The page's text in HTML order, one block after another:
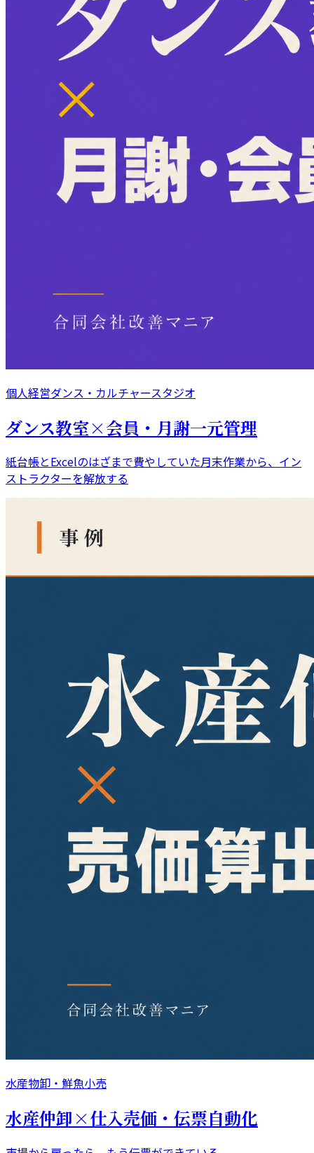
個人経営ダンス・カルチャースタジオ
ダンス教室×会員・月謝一元管理
紙台帳とExcelのはざまで費やしていた月末作業から、イン
ストラクターを解放する
水産物卸・鮮魚小売
水産仲卸×仕入売価・伝票自動化